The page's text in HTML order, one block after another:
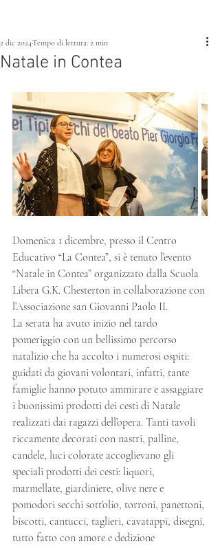
Natale in Contea
2 dic 2024Tempo di lettura: 2 min
Domenica 1 dicembre, presso il Centro
Educativo “La Contea”, si è tenuto l’evento
“Natale in Contea” organizzato dalla Scuola
Libera G.K. Chesterton in collaborazione con
l’Associazione san Giovanni Paolo II.
La serata ha avuto inizio nel tardo
pomeriggio con un bellissimo percorso
natalizio che ha accolto i numerosi ospiti:
guidati da giovani volontari, infatti, tante
famiglie hanno potuto ammirare e assaggiare
i buonissimi prodotti dei cesti di Natale
realizzati dai ragazzi dell’opera. Tanti tavoli
riccamente decorati con nastri, palline,
candele, luci colorate accoglievano gli
speciali prodotti dei cesti: liquori,
marmellate, giardiniere, olive nere e
pomodori secchi sott’olio, torroni, panettoni,
biscotti, cantucci, taglieri, cavatappi, disegni,
tutto fatto con amore e dedizione